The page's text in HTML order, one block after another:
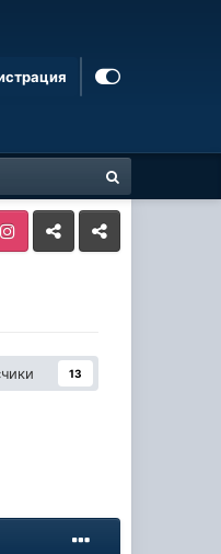
LivejournalOdnoklassniki
13